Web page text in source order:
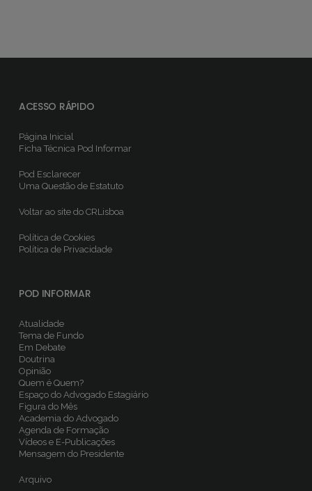
ACESSO RÁPIDO
Página Inicial
Ficha TécnicaPod Informar
Pod Esclarecer
Uma Questão de Estatuto
Voltar ao site do CRLisboa
Política de Cookies
Política de Privacidade
POD INFORMAR
Atualidade
Tema de Fundo
Em Debate
Doutrina
Opinião
Quem é Quem?
Espaço do Advogado Estagiário
Figura do Mês
Academia do Advogado
Agenda de Formação
Vídeos e E-Publicações
Mensagem do Presidente
Arquivo